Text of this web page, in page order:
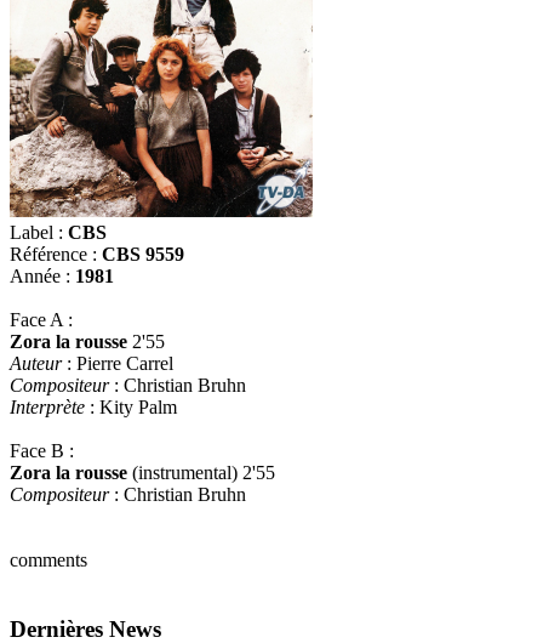
Label : CBS
Référence : CBS 9559
Année : 1981
Face A :
Zora la rousse 2'55
Auteur: Pierre Carrel
Compositeur: Christian Bruhn
Interprète : Kity Palm
Face B :
Zora la rousse (instrumental) 2'55
Compositeur: Christian Bruhn
comments
Dernières News